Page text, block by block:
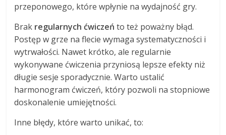
przeponowego, które wpłynie na wydajność gry.
Brak regularnych ćwiczeń to też poważny błąd.
Postęp w grze na flecie wymaga systematyczności i
wytrwałości. Nawet krótko, ale regularnie
wykonywane ćwiczenia przyniosą lepsze efekty niż
długie sesje sporadycznie. Warto ustalić
harmonogram ćwiczeń, który pozwoli na stopniowe
doskonalenie umiejętności.
Inne błędy, które warto unikać, to: